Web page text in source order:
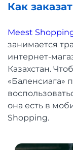
Как
Meest
занимается
интернет-
Казахстан.
«Баленсиага»
она есть в
Shopping.